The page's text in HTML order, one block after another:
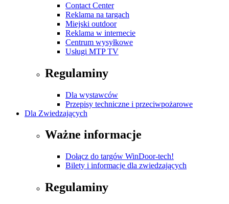
Contact Center
Reklama na targach
Miejski outdoor
Reklama w internecie
Centrum wysyłkowe
Usługi MTP TV
Regulaminy
Dla wystawców
Przepisy techniczne i przeciwpożarowe
Dla Zwiedzających
Ważne informacje
Dołącz do targów WinDoor-tech!
Bilety i informacje dla zwiedzających
Regulaminy